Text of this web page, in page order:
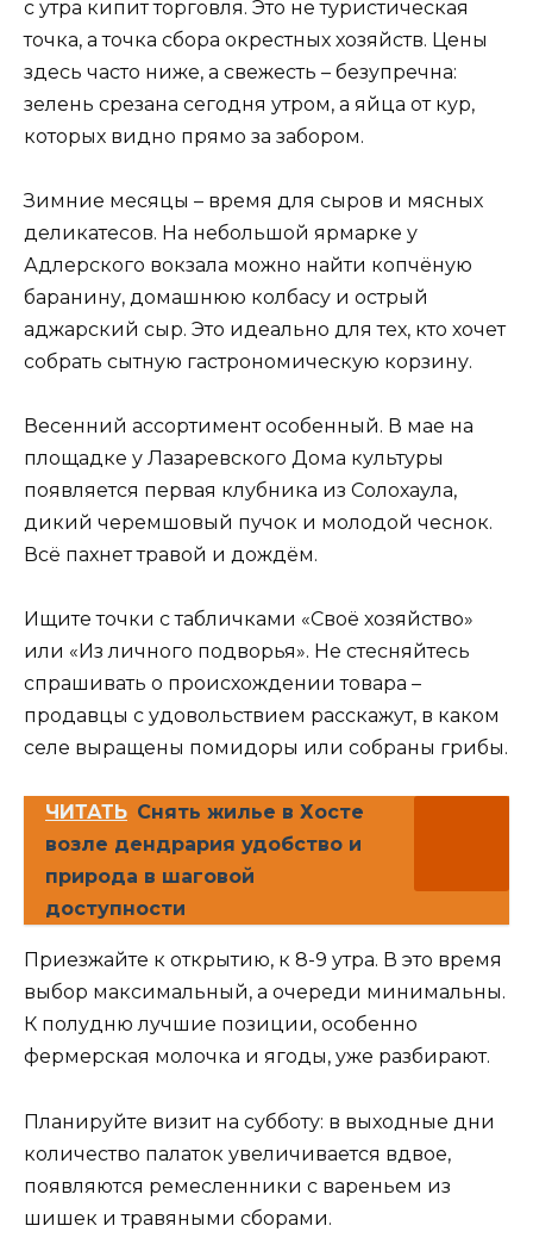
с утра кипит торговля. Это не туристическая
точка, а точка сбора окрестных хозяйств. Цены
здесь часто ниже, а свежесть – безупречна:
зелень срезана сегодня утром, а яйца от кур,
которых видно прямо за забором.
Зимние месяцы – время для сыров и мясных
деликатесов. На небольшой ярмарке у
Адлерского вокзала можно найти копчёную
баранину, домашнюю колбасу и острый
аджарский сыр. Это идеально для тех, кто хочет
собрать сытную гастрономическую корзину.
Весенний ассортимент особенный. В мае на
площадке у Лазаревского Дома культуры
появляется первая клубника из Солохаула,
дикий черемшовый пучок и молодой чеснок.
Всё пахнет травой и дождём.
Ищите точки с табличками «Своё хозяйство»
или «Из личного подворья». Не стесняйтесь
спрашивать о происхождении товара –
продавцы с удовольствием расскажут, в каком
селе выращены помидоры или собраны грибы.
ЧИТАТЬ Снять жилье в Хосте
возле дендрария удобство и
природа в шаговой
доступности
Приезжайте к открытию, к 8-9 утра. В это время
выбор максимальный, а очереди минимальны.
К полудню лучшие позиции, особенно
фермерская молочка и ягоды, уже разбирают.
Планируйте визит на субботу: в выходные дни
количество палаток увеличивается вдвое,
появляются ремесленники с вареньем из
шишек и травяными сборами.